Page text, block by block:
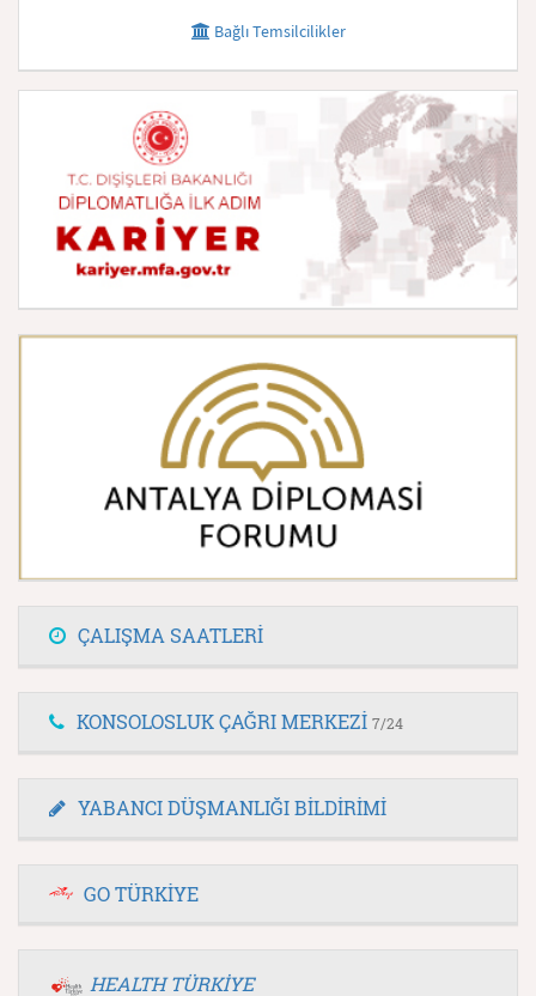
Bağlı Temsilcilikler
ÇALIŞMA SAATLERİ
KONSOLOSLUK ÇAĞRI MERKEZİ 7/24
YABANCI DÜŞMANLIĞI BİLDİRİMİ
GO TÜRKİYE
HEALTH TÜRKİYE